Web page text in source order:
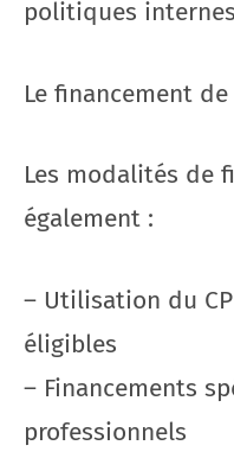
politiques internes
Le financement
Les modalités de
également :
– Utilisation du
éligibles
– Financements
professionnels